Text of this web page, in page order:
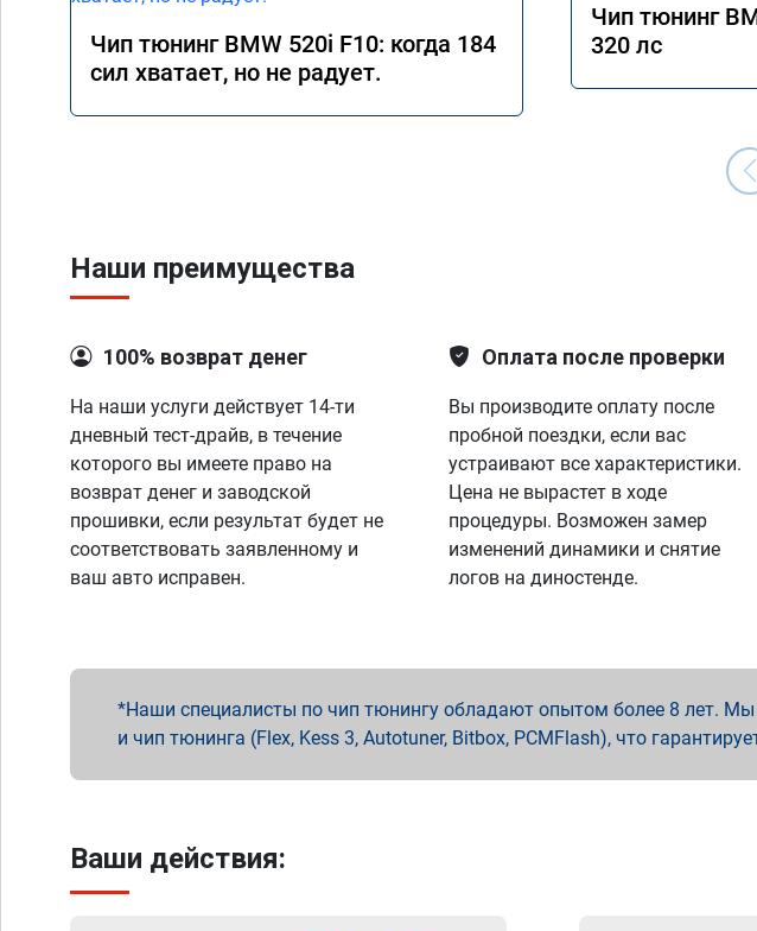
Чип тюнинг BMW 520i F10: когда 184
сил хватает, но не радует.
Чип тюнинг
320 лс
Наши преимущества
100% возврат денег
На наши услуги действует 14-ти
дневный тест-драйв, в течение
которого вы имеете право на
возврат денег и заводской
прошивки, если результат будет не
соответствовать заявленному и
ваш авто исправен.
Оплата после проверки
Вы производите оплату после
пробной поездки, если вас
устраивают все характеристики.
Цена не вырастет в ходе
процедуры. Возможен замер
изменений динамики и снятие
логов на диностенде.
Наши специалисты по чип тюнингу обладают опытом более 8 лет.
и чип тюнинга (Flex, Kess 3, Autotuner, Bitbox, PCMFlash), что
Ваши действия: